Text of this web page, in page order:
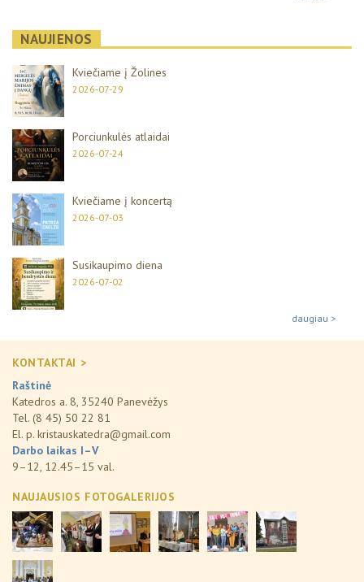
NAUJIENOS
Kviečiame į Žolines
2026-07-29
Porciunkulės atlaidai
2026-07-24
Kviečiame į koncertą
2026-07-03
Susikaupimo diena
2026-07-02
daugiau >
KONTAKTAI >
Raštinė
Katedros a. 8, 35240 Panevėžys
Tel. (8 45) 50 22 81
El. p. kristauskatedra@gmail.com
Darbo laikas I–V
9–12, 12.45–15 val.
NAUJAUSIOS FOTOGALERIJOS